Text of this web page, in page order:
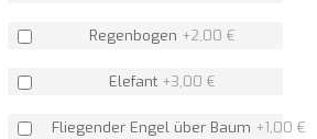
Regenbogen +2,00 €
Elefant +3,00 €
Fliegender Engel über Baum +1,00 €